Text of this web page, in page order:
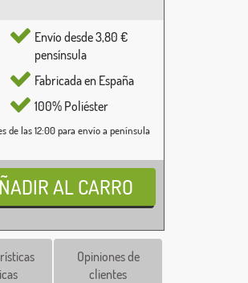
Envío desde 3,80 €
pensínsula
Fabricada en España
100% Poliéster
de las 12:00 para envío a península
Opiniones de
clientes